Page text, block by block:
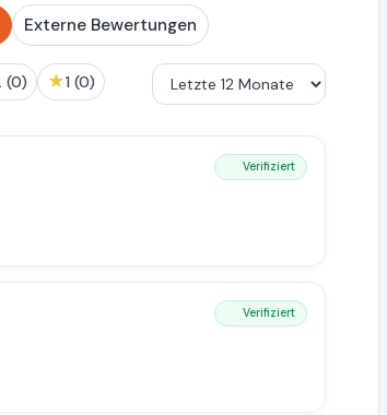
Externe Bewertungen
2 (0) ★ 1 (0)
Verifiziert
Verifiziert